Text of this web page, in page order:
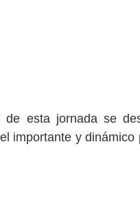
de esta jornada se
importante y